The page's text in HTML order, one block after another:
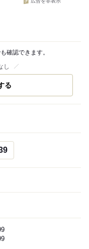
広告を非表示
確認できます。
し
る